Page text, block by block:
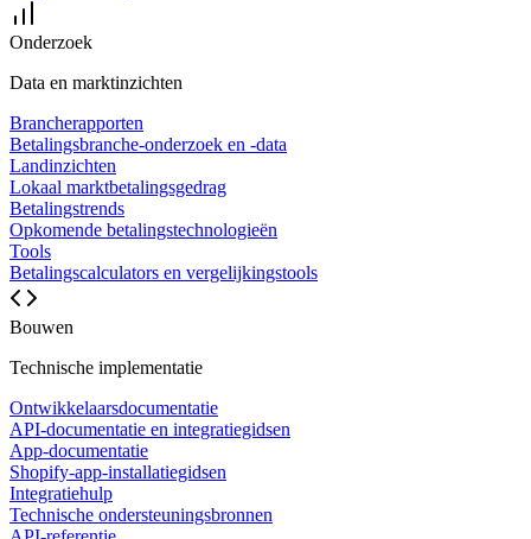
Onderzoek
Data en marktinzichten
Brancherapporten
Betalingsbranche-onderzoek en -data
Landinzichten
Lokaal marktbetalingsgedrag
Betalingstrends
Opkomende betalingstechnologieën
Tools
Betalingscalculators en vergelijkingstools
Bouwen
Technische implementatie
Ontwikkelaarsdocumentatie
API-documentatie en integratiegidsen
App-documentatie
Shopify-app-installatiegidsen
Integratiehulp
Technische ondersteuningsbronnen